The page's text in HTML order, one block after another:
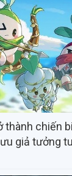
thành chiến
giả tưởng